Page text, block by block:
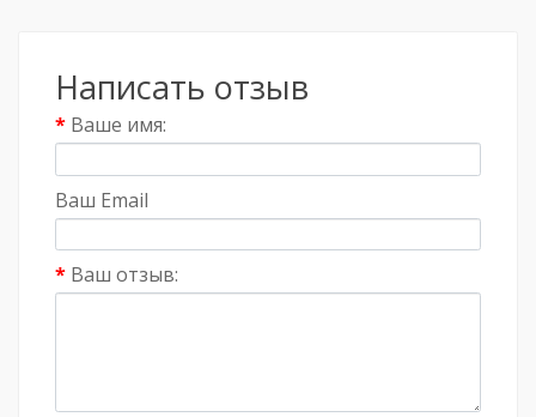
Написать отзыв
Ваше имя:
Ваш Email
Ваш отзыв: